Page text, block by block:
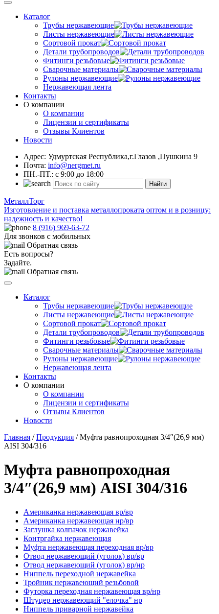
Каталог
Трубы нержавеющие
Листы нержавеющие
Сортовой прокат
Детали трубопроводов
Фитинги резьбовые
Сварочные материалы
Рулоны нержавеющие
Нержавеющая лента
Контакты
О компании
О компании
Лицензии и сертификаты
Отзывы Клиентов
Новости
Адрес: Удмуртская Республика,г.Глазов ,Пушкина 9
Почта: info@nergmet.ru
ПН.-ПТ.: с 9:00 до 18:00
Найти
МеталлТорг
Изготовление и поставка металлопроката оптом и в розницу:
надежность и качество!
8 (916) 969-63-72
Для звонков с мобильных
Обратная связь
Есть вопросы?
Задайте.
Обратная связь
Каталог
Трубы нержавеющие
Листы нержавеющие
Сортовой прокат
Детали трубопроводов
Фитинги резьбовые
Сварочные материалы
Рулоны нержавеющие
Нержавеющая лента
Контакты
О компании
О компании
Лицензии и сертификаты
Отзывы Клиентов
Новости
Главная /Продукция /Муфта равнопроходная 3/4″(26,9 мм)
AISI 304/316
Муфта равнопроходная
3/4″(26,9 мм) AISI 304/316
Американка нержавеющая вр/вр
Американка нержавеющая нр/вр
Заглушка колпачок нержавейка
Контргайка нержавеющая
Муфта нержавеющая переходная вр/вр
Отвод нержавеющий (уголок) вр/вр
Отвод нержавеющий (уголок) вр/нр
Ниппель переходной нержавейка
Тройник нержавеющий резьбовой
Футорка переходная нержавеющая вр/нр
Штуцер нержавеющий "елочка" нр
Ниппель приварной нержавейка